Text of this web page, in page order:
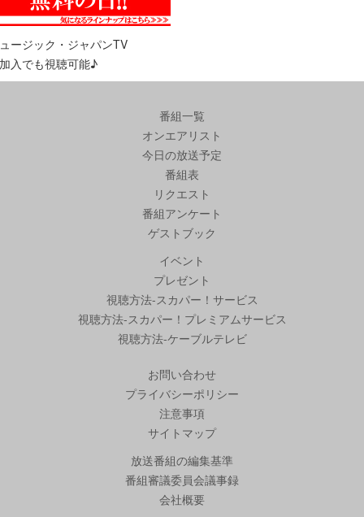
ージック・ジャパンTV
入でも視聴可能♪
番組一覧
オンエアリスト
今日の放送予定
番組表
リクエスト
番組アンケート
ゲストブック
イベント
プレゼント
視聴方法-スカパー！サービス
視聴方法-スカパー！プレミアムサービス
視聴方法-ケーブルテレビ
お問い合わせ
プライバシーポリシー
注意事項
サイトマップ
放送番組の編集基準
番組審議委員会議事録
会社概要